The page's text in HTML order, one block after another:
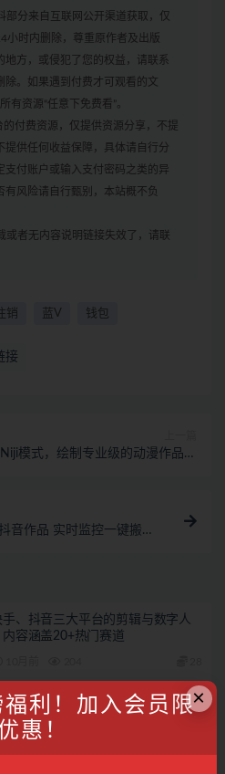
部分来自互联网公开渠道获取，仅
小时内删除，尊重原作者及出版
地方，或侵犯了您的权益，请联系
除。如果遇到付费才可观看的文
有资源“任意下免费看”。
付费资源，仅提供资源分享，不提
提供任何收益保障，具体请自行分
支付账户或输入支付密码之类的异
有风险请自行甄别，本站概不负
或者无内容说明链接失效了，请联
销 蓝V 钱包
接
模式，绘制专业级的动漫作品，
音作品 实时监控一键搬运
、抖音三大平台的剪辑与数字人
内容涵盖20+热门赛道
IP孵化运营全流程，从0到1打造高
完整运营体系
×
利！加入会员限
惠！